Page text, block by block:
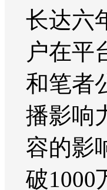
长达六
户在平
和笔者
播影响
容的影
破1000